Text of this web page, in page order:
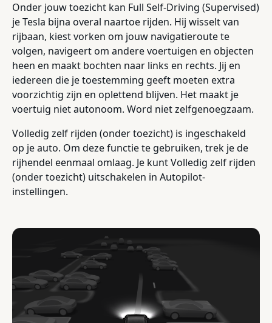
Onder jouw toezicht kan Full Self-Driving (Supervised)
je Tesla bijna overal naartoe rijden. Hij wisselt van
rijbaan, kiest vorken om jouw navigatieroute te
volgen, navigeert om andere voertuigen en objecten
heen en maakt bochten naar links en rechts. Jij en
iedereen die je toestemming geeft moeten extra
voorzichtig zijn en oplettend blijven. Het maakt je
voertuig niet autonoom. Word niet zelfgenoegzaam.
Volledig zelf rijden (onder toezicht) is ingeschakeld
op je auto. Om deze functie te gebruiken, trek je de
rijhendel eenmaal omlaag. Je kunt Volledig zelf rijden
(onder toezicht) uitschakelen in Autopilot-
instellingen.